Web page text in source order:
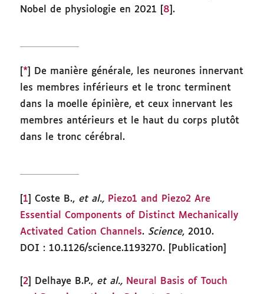
Nobel de physiologie en 2021 [ 8 ].
* ] De manière générale, les neurones innervant
les membres inférieurs et le tronc terminent
dans la moelle épinière, et ceux innervant les
membres antérieurs et le haut du corps plutôt
dans le tronc cérébral.
1 ] Coste B., et al., Piezo1 and Piezo2 Are
Essential Components of Distinct Mechanically
Activated Cation Channels. Science, 2010.
DOI : 10.1126/science.1193270. [Publication]
2 ] Delhaye B.P., et al., Neural Basis of Touch